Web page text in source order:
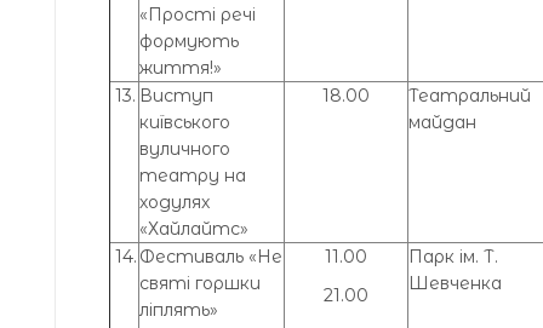
«Прості речі
формують
життя!»
13. Виступ
київського
вуличного
театру на
ходулях
«Хайлайтс»
18.00
Театральний
майдан
14. Фестиваль «Не
святі горшки
ліплять»
11.00
21.00
Парк ім. Т.
Шевченка